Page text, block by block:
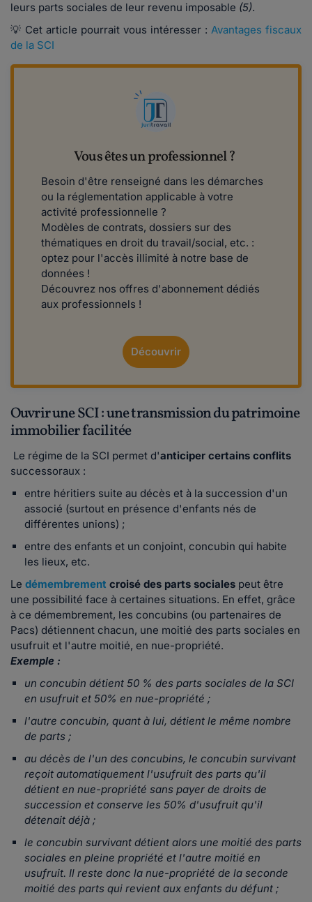
leurs parts sociales de leur revenu imposable (5).
💡 Cet article pourrait vous intéresser : Avantages fiscaux
de la SCI
Vous êtes un professionnel ?
Besoin d'être renseigné dans les démarches
ou la réglementation applicable à votre
activité professionnelle ?
Modèles de contrats, dossiers sur des
thématiques en droit du travail/social, etc. :
optez pour l'accès illimité à notre base de
données !
Découvrez nos offres d'abonnement dédiés
aux professionnels !
Découvrir
Ouvrir une SCI : une transmission du patrimoine
immobilier facilitée
Le régime de la SCI permet d'anticiper certains conflits
successoraux :
entre héritiers suite au décès et à la succession d'un
associé (surtout en présence d'enfants nés de
différentes unions) ;
entre des enfants et un conjoint, concubin qui habite
les lieux, etc.
Le démembrement croisé des parts sociales peut être
une possibilité face à certaines situations. En effet, grâce
à ce démembrement, les concubins (ou partenaires de
Pacs) détiennent chacun, une moitié des parts sociales en
usufruit et l'autre moitié, en nue-propriété.
Exemple :
un concubin détient 50 % des parts sociales de la SCI
en usufruit et 50% en nue-propriété ;
l'autre concubin, quant à lui, détient le même nombre
de parts ;
au décès de l'un des concubins, le concubin survivant
reçoit automatiquement l'usufruit des parts qu'il
détient en nue-propriété sans payer de droits de
succession et conserve les 50% d'usufruit qu'il
détenait déjà ;
le concubin survivant détient alors une moitié des parts
sociales en pleine propriété et l'autre moitié en
usufruit. Il reste donc la nue-propriété de la seconde
moitié des parts qui revient aux enfants du défunt ;